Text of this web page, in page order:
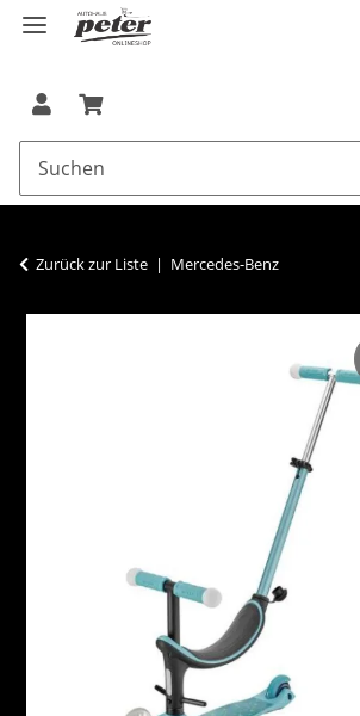
Zurück zur Liste Mercedes-Benz